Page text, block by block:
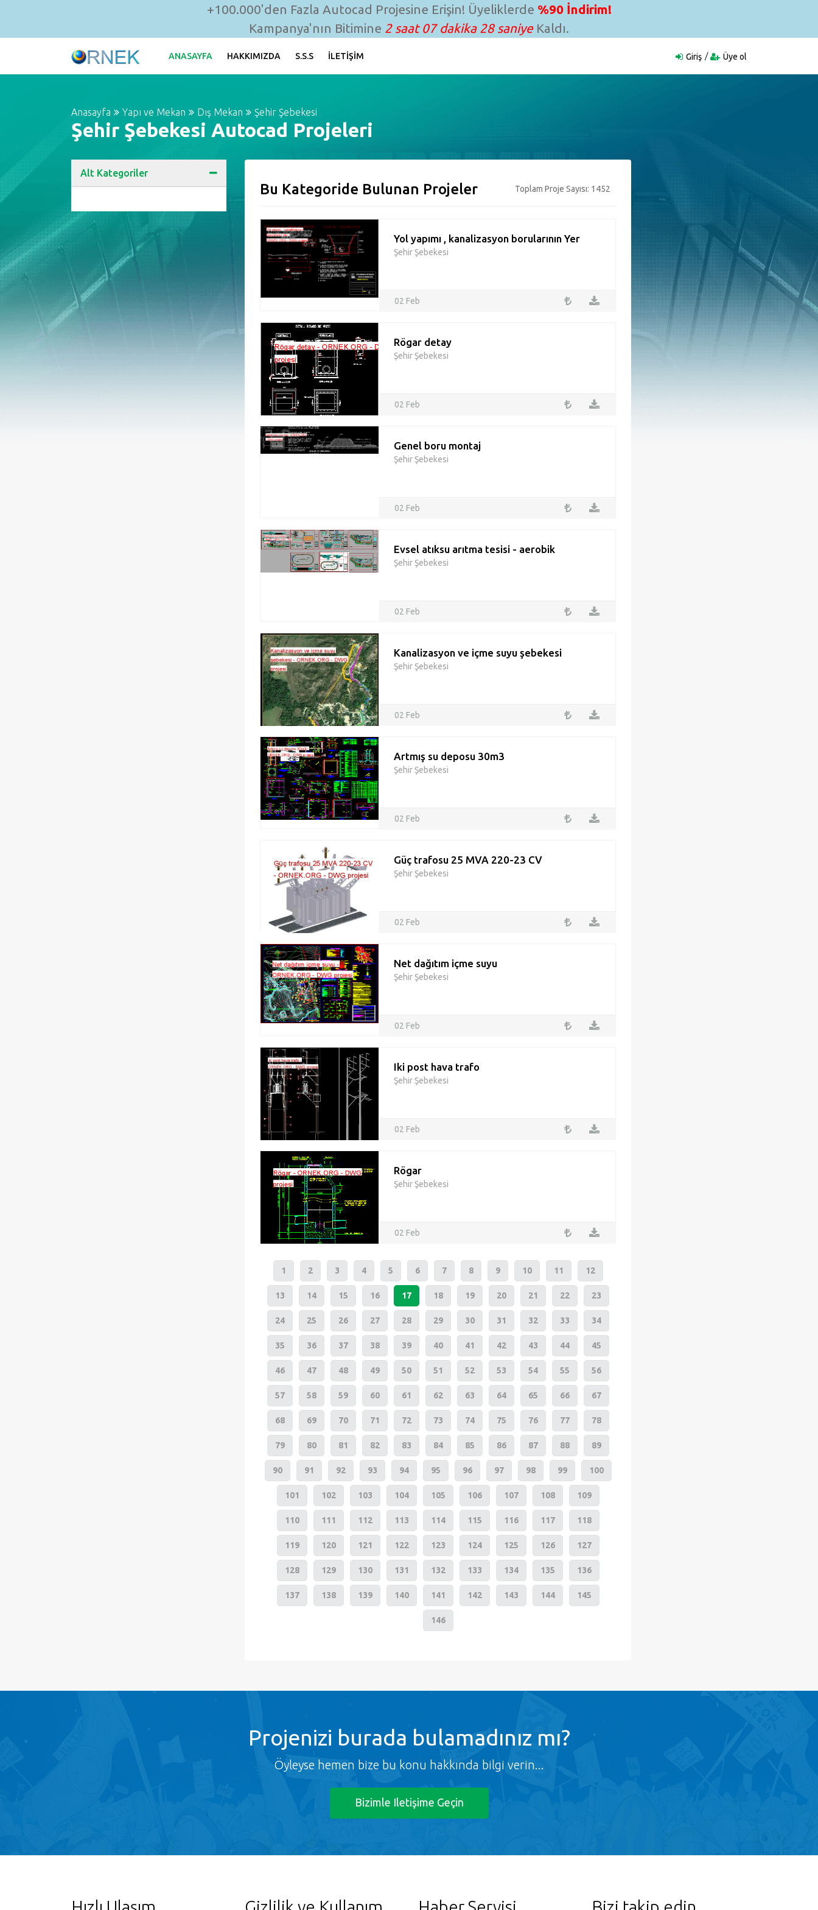
+100.000'den Fazla Autocad Projesine Erişin! Üyeliklerde %90 İndirim!
Kampanya'nın Bitimine 2 saat 07 dakika 27 saniyeKaldı.
ANASAYFA HAKKIMIZDA S.S.S İLETIŞIM Giriş Üye ol
Anasayfa Yapı ve Mekan Dış Mekan Şehir Şebekesi
Şehir Şebekesi Autocad Projeleri
Alt Kategoriler
Bu Kategoride Bulunan Projeler Toplam Proje Sayısı: 1452
Yol yapımı , kanalizasyon borularının Yer
Şehir Şebekesi
02 Feb
Rögar detay
Şehir Şebekesi
02 Feb
Genel boru montaj
Şehir Şebekesi
02 Feb
Evsel atıksu arıtma tesisi - aerobik
Şehir Şebekesi
02 Feb
Kanalizasyon ve içme suyu şebekesi
Şehir Şebekesi
02 Feb
Artmış su deposu 30m3
Şehir Şebekesi
02 Feb
Güç trafosu 25 MVA 220-23 CV
Şehir Şebekesi
02 Feb
Net dağıtım içme suyu
Şehir Şebekesi
02 Feb
Iki post hava trafo
Şehir Şebekesi
02 Feb
Rögar
Şehir Şebekesi
02 Feb
1 2 3 4 5 6 7 8 9 10 11 12
13 14 15 16 17 18 19 20 21 22 23
24 25 26 27 28 29 30 31 32 33 34
35 36 37 38 39 40 41 42 43 44 45
46 47 48 49 50 51 52 53 54 55 56
57 58 59 60 61 62 63 64 65 66 67
68 69 70 71 72 73 74 75 76 77 78
79 80 81 82 83 84 85 86 87 88 89
90 91 92 93 94 95 96 97 98 99 100
101 102 103 104 105 106 107 108 109
110 111 112 113 114 115 116 117 118
119 120 121 122 123 124 125 126 127
128 129 130 131 132 133 134 135 136
137 138 139 140 141 142 143 144 145
146
Projenizi burada bulamadınız mı?
Öyleyse hemen bize bu konu hakkında bilgi verin...
Bizimle Iletişime Geçin